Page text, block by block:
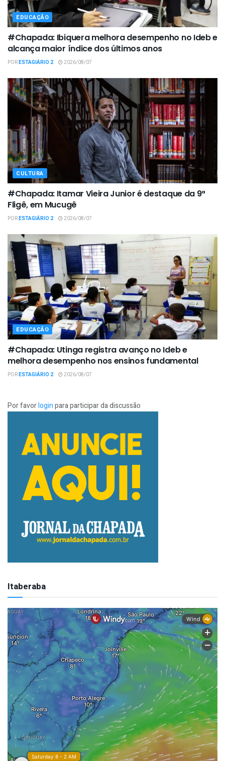
EDUCAÇÃO
#Chapada: Ibiquera melhora desempenho no Ideb e
alcança maior índice dos últimos anos
PORESTAGIÁRIO 2 2026/08/07
CULTURA
#Chapada: Itamar Vieira Junior é destaque da 9ª
Fligê, em Mucugê
PORESTAGIÁRIO 2 2026/08/07
EDUCAÇÃO
#Chapada: Utinga registra avanço no Ideb e
melhora desempenho nos ensinos fundamental
PORESTAGIÁRIO 2 2026/08/07
Por favorloginpara participar da discussão
Itaberaba